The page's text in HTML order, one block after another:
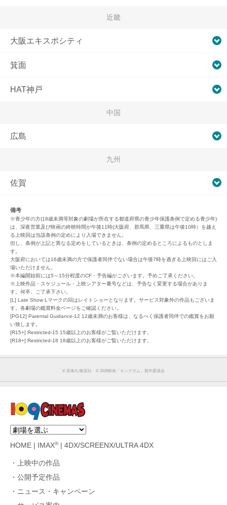
近畿
大阪エキスポシティ
箕面
HAT神戸
中国
広島
九州
佐賀
備考
※青少年の方(18歳未満等対象の劇場が所在する都道府県の青少年保護条例で定める青少年)
は、深夜営業及び映画の終映時間が午後11時(大阪府、群馬県、三重県は午後10時）を越え
る上映回は当該条例の定めにより入場できません。
但し、条例が上記と異なる定めをしているときは、条例の定めるところによるものとしま
す。
大阪府においては16歳未満の方で保護者同伴でない場合は午後7時を過ぎる上映回にはご入
場いただけません。
※本編開始前には5～15分程度のCF・予告編がございます。予めご了承ください。
※上映作品・スケジュール・上映シアター番号などは、予告なく変更する場合がありま
す。何卒、ご了承下さい。
[L] Late Show Lマークの回はレイトショーとなります。サービス対象外の作品もございま
す。各劇場の鑑賞料金ページをご確認ください。
[PG12] Parental Guidance-12 12歳未満のお客様は、なるべく保護者同伴での鑑賞をお願
い致します。
[R15+] Restricted-15 15歳以上のお客様がご覧いただけます。
[R18+] Restricted-18 18歳以上のお客様がご覧いただけます。
©︎ 原泰久/集英社 ©︎ 2026映画「キングダム」製作委員会
HOME IMAX®| 4DX/SCREENX/ULTRA 4DX
上映中の作品
公開予定作品
ニュース・キャンペーン